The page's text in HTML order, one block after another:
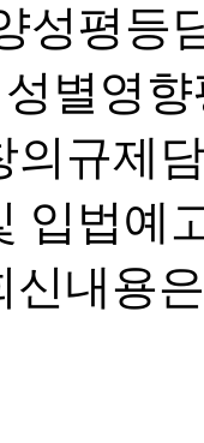
성평등
별영
의규제
입법예
신내용